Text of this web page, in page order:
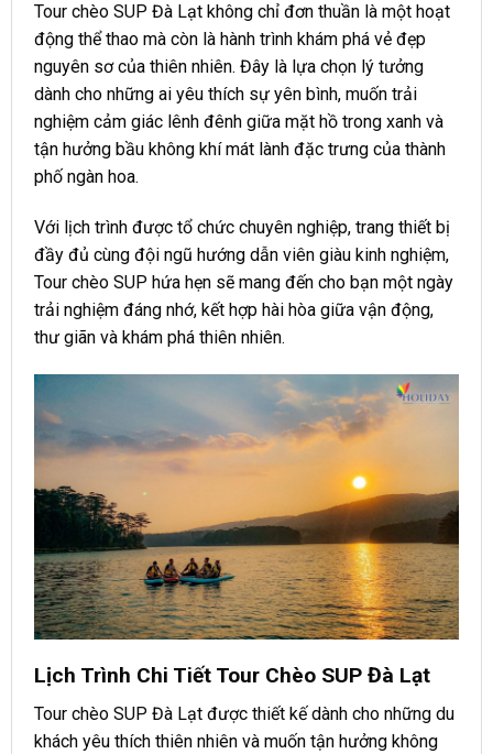
Tour chèo SUP Đà Lạt không chỉ đơn thuần là một hoạt
động thể thao mà còn là hành trình khám phá vẻ đẹp
nguyên sơ của thiên nhiên. Đây là lựa chọn lý tưởng
dành cho những ai yêu thích sự yên bình, muốn trải
nghiệm cảm giác lênh đênh giữa mặt hồ trong xanh và
tận hưởng bầu không khí mát lành đặc trưng của thành
phố ngàn hoa.
Với lịch trình được tổ chức chuyên nghiệp, trang thiết bị
đầy đủ cùng đội ngũ hướng dẫn viên giàu kinh nghiệm,
Tour chèo SUP hứa hẹn sẽ mang đến cho bạn một ngày
trải nghiệm đáng nhớ, kết hợp hài hòa giữa vận động,
thư giãn và khám phá thiên nhiên.
Lịch Trình Chi Tiết Tour Chèo SUP Đà Lạt
Tour chèo SUP Đà Lạt được thiết kế dành cho những du
khách yêu thích thiên nhiên và muốn tận hưởng không